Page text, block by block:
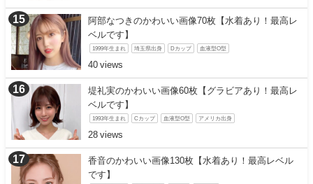
阿部なつきのかわいい画像70枚【水着あり！最高レ
ベルです】
1999年生まれ 埼玉県出身 Dカップ 血液型O型
40
堤礼実のかわいい画像60枚【グラビアあり！最高レ
ベルです】
1993年生まれ Cカップ 血液型O型 アメリカ出身
28
香音のかわいい画像130枚【水着あり！最高レベル
です】